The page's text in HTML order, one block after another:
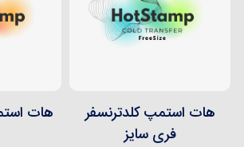
هات استمپ کلدترنسفر
فری سایز
هات استمپ